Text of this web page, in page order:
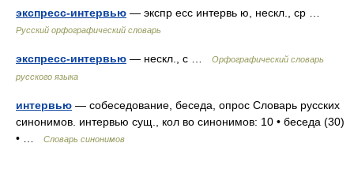
экспресс-интервью — экспр есс интервь ю, нескл., ср …
Русский орфографический словарь
экспресс-интервью — нескл., с …
Орфографический словарь
русского языка
интервью — собеседование, беседа, опрос Словарь русских
синонимов. интервью сущ., кол во синонимов: 10 • беседа (30)
• …
Словарь синонимов